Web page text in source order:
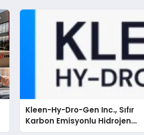
Kleen-Hy-Dro-Gen Inc., Sıfır
Karbon Emisyonlu Hidrojen
Isıtma Teknolojisinde ISO ve